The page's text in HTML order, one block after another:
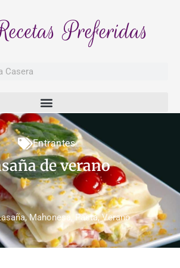
Preferidas
Entrantes
de verano
,Mahonesa, Pasta,Verano